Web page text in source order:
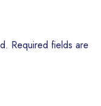
Required fields are